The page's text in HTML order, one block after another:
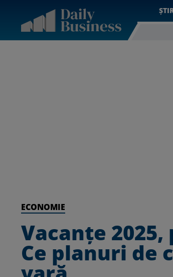
ECONOMIE
Vacanţe
Ce planuri de